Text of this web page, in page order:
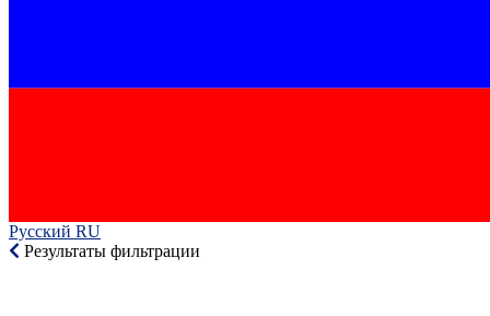
Русский RU‎
Результаты фильтрации